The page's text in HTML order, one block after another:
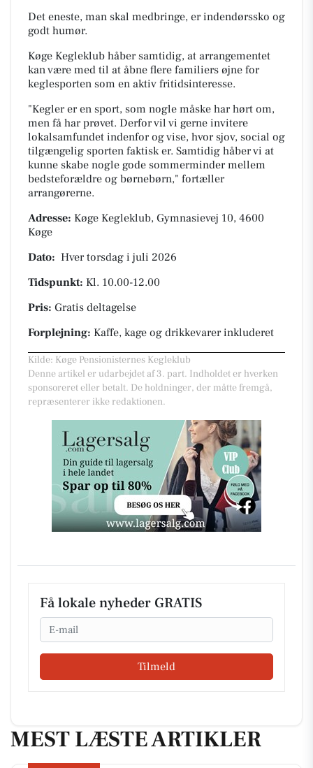
Det eneste, man skal medbringe, er indendørssko og
godt humør.
Køge Kegleklub håber samtidig, at arrangementet
kan være med til at åbne flere familiers øjne for
keglesporten som en aktiv fritidsinteresse.
"Kegler er en sport, som nogle måske har hørt om,
men få har prøvet. Derfor vil vi gerne invitere
lokalsamfundet indenfor og vise, hvor sjov, social og
tilgængelig sporten faktisk er. Samtidig håber vi at
kunne skabe nogle gode sommerminder mellem
bedsteforældre og børnebørn," fortæller
arrangørerne.
Adresse: Køge Kegleklub, Gymnasievej 10, 4600
Køge
Dato: Hver torsdag i juli 2026
Tidspunkt: Kl. 10.00-12.00
Pris: Gratis deltagelse
Forplejning: Kaffe, kage og drikkevarer inkluderet
Kilde: Køge Pensionisternes Kegleklub
Denne artikel er udarbejdet af 3. part. Indholdet er hverken
sponsoreret eller betalt. De holdninger, der måtte fremgå,
repræsenterer ikke redaktionen.
Få lokale nyheder GRATIS
Email
Tilmeld
MEST LÆSTE ARTIKLER